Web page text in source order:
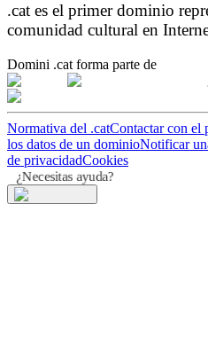
.cat es el primer dominio
comunidad cultural en
Domini .cat forma parte de
Normativa del .catContactar con el
los datos de un dominioNotificar
de privacidadCookies
¿Necesitas ayuda?